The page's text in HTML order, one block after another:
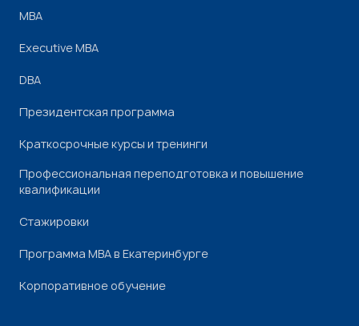
МВА
Executive MBA
DBA
Президентская программа
Краткосрочные курсы и тренинги
Профессиональная переподготовка и повышение
квалификации
Стажировки
Программа МВА в Екатеринбурге
Корпоративное обучение